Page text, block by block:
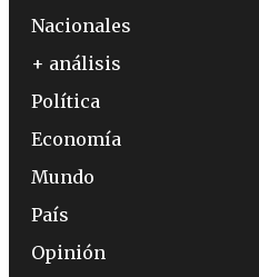
Nacionales
+ análisis
Política
Economía
Mundo
País
Opinión